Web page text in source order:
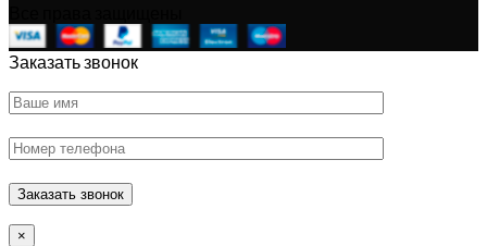
Заказать звонок
×